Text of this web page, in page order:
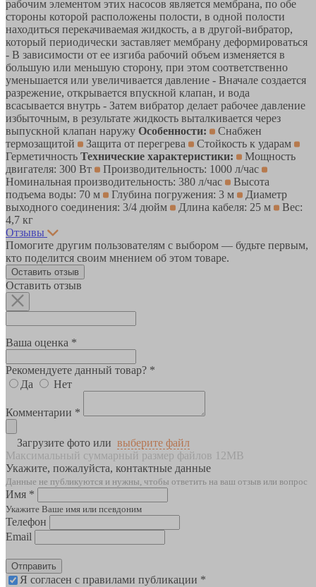
рабочим элементом этих насосов является мембрана, по обе
стороны которой расположены полости, в одной полости
находиться перекачиваемая жидкость, а в другой-вибратор,
который периодически заставляет мембрану деформироваться
- В зависимости от ее изгиба рабочий объем изменяется в
большую или меньшую сторону, при этом соответственно
уменьшается или увеличивается давление - Вначале создается
разрежение, открывается впускной клапан, и вода
всасывается внутрь - Затем вибратор делает рабочее давление
избыточным, в результате жидкость выталкивается через
выпускной клапан наружу Особенности:
Снабжен
термозащитой
Защита от перегрева
Стойкость к ударам
Герметичность Технические характеристики:
Мощность
двигателя: 300 Вт
Производительность: 1000 л/час
Номинальная производительность: 380 л/час
Высота
подъема воды: 70 м
Глубина погружения: 3 м
Диаметр
выходного соединения: 3/4 дюйм
Длина кабеля: 25 м
Вес:
4,7 кг
Отзывы
Помогите другим пользователям с выбором — будьте первым,
кто поделится своим мнением об этом товаре.
Оставить отзыв
Оставить отзыв
Ваша оценка *
Рекомендуете данный товар? *
Да
Нет
Комментарии *
Загрузите фото или выберите файл
Максимальный суммарный размер файлов 12MB
Укажите, пожалуйста, контактные данные
Данные не публикуются и нужны, чтобы ответить на ваш отзыв или вопрос
Имя *
Укажите Ваше имя или псевдоним
Телефон
Email
Отправить
Я согласен с правилами публикации *